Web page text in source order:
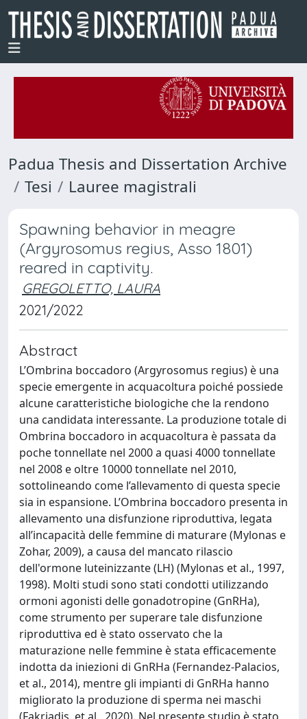
Padua Thesis and Dissertation Archive
Tesi
Lauree magistrali
Spawning behavior in meagre
(Argyrosomus regius, Asso 1801)
reared in captivity.
GREGOLETTO, LAURA
2021/2022
Abstract
L’Ombrina boccadoro (Argyrosomus regius) è una
specie emergente in acquacoltura poiché possiede
alcune caratteristiche biologiche che la rendono
una candidata interessante. La produzione totale di
Ombrina boccadoro in acquacoltura è passata da
poche tonnellate nel 2000 a quasi 4000 tonnellate
nel 2008 e oltre 10000 tonnellate nel 2010,
sottolineando come l’allevamento di questa specie
sia in espansione. L’Ombrina boccadoro presenta in
allevamento una disfunzione riproduttiva, legata
all’incapacità delle femmine di maturare (Mylonas e
Zohar, 2009), a causa del mancato rilascio
dell'ormone luteinizzante (LH) (Mylonas et al., 1997,
1998). Molti studi sono stati condotti utilizzando
ormoni agonisti delle gonadotropine (GnRHa),
come strumento per superare tale disfunzione
riproduttiva ed è stato osservato che la
maturazione nelle femmine è stata efficacemente
indotta da iniezioni di GnRHa (Fernandez-Palacios,
et al., 2014), mentre gli impianti di GnRHa hanno
migliorato la produzione di sperma nei maschi